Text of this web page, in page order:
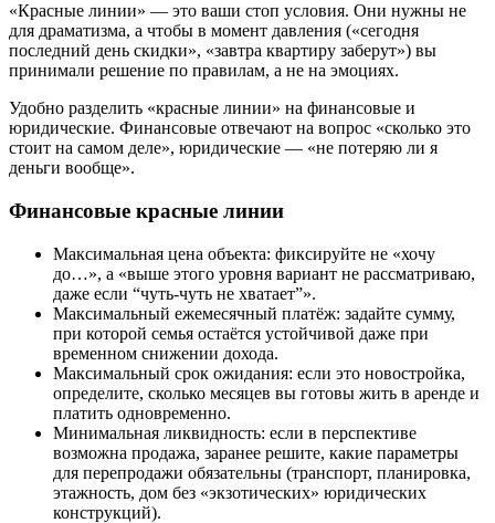
«Красные линии» — это ваши стоп условия. Они нужны не
для драматизма, а чтобы в момент давления («сегодня
последний день скидки», «завтра квартиру заберут») вы
принимали решение по правилам, а не на эмоциях.
Удобно разделить «красные линии» на финансовые и
юридические. Финансовые отвечают на вопрос «сколько это
стоит на самом деле», юридические — «не потеряю ли я
деньги вообще».
Финансовые красные линии
Максимальная цена объекта: фиксируйте не «хочу
до…», а «выше этого уровня вариант не рассматриваю,
даже если “чуть-чуть не хватает”».
Максимальный ежемесячный платёж: задайте сумму,
при которой семья остаётся устойчивой даже при
временном снижении дохода.
Максимальный срок ожидания: если это новостройка,
определите, сколько месяцев вы готовы жить в аренде и
платить одновременно.
Минимальная ликвидность: если в перспективе
возможна продажа, заранее решите, какие параметры
для перепродажи обязательны (транспорт, планировка,
этажность, дом без «экзотических» юридических
конструкций).